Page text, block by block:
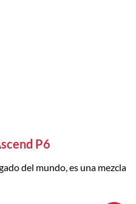
P6
del mundo, es una mezcla